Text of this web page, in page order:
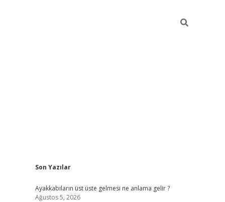
Sidebar
Son Yazılar
Ayakkabıların üst üste gelmesi ne anlama gelir ?
Ağustos 5, 2026